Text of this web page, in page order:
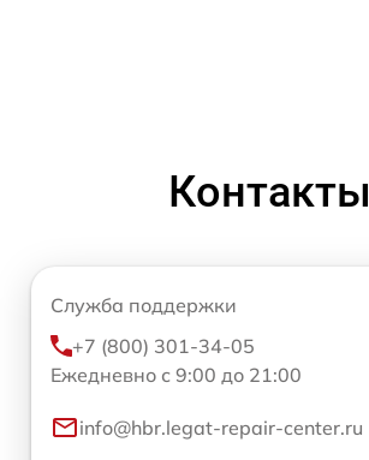
Контакты
Служба поддержки
+7 (800) 301-34-05
Ежедневно с 9:00 до 21:00
info@hbr.legat-repair-center.ru